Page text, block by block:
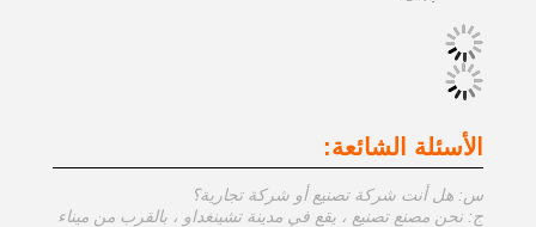
الأسئلة الشائعة:
س: هل أنت شركة تصنيع أو شركة تجارية؟
ج: نحن مصنع تصنيع ، يقع في مدينة تشينغداو ، بالقرب من ميناء